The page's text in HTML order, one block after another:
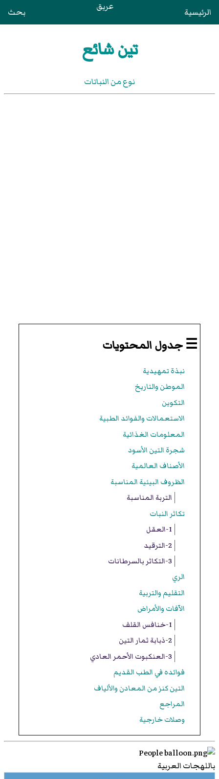
الرئيسية عريق بحث
تين شائع
نوع من النباتات
☰ جدول المحتويات
نبذة تمهيدية
الموطن والتاريخ
التكوين
الاستعمالات والفوائد الطبية
المعلومات الغذائية
شجرة التين الأسود
الأصناف العالمية
الظروف البيئية المناسبة
التربة المناسبة
تكاثر النبات
1-العقل
2-الترقيد
3-التكاثر بالسرطانات
الري
التقليم والتربية
الآفات والأمراض
1-خنافس القلف
2-ذبابة ثمار التين
3-العنكبوت الأحمر العادي
فوائده في الطب القديم
التين كنز من المعادن والألياف
المراجع
وصلات خارجية
باللهجات العربية